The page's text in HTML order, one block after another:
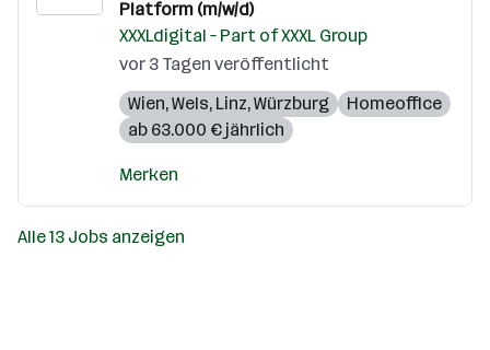
Platform (m/w/d)
XXXLdigital – Part of XXXL Group
vor 3 Tagen veröffentlicht
Wien,Wels, Linz,Würzburg
Homeoffice
ab 63.000 € jährlich
Merken
Alle 13 Jobs anzeigen